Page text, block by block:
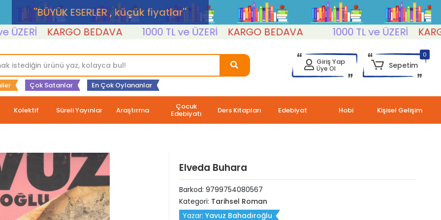
''BÜYÜK ESERLER , küçük fiyatlar''
KARGO BEDAVA 1000 TL ve ÜZERİ KARGO BEDAVA 1000 TL ve ÜZERİ KARGO
Çok Satanlar En Çok Oylananlar
Giriş Yap
Üye Ol
0
Sepetim
Kolektif Süreli Yayınlar Araştırma Çocuk
Edebiyatı Ders Kitapları Edebiyat Hobi Kişisel Gelişim
Elveda Buhara
Barkod: 9799754080567
Kategori: Tarihsel Roman
Yazar: Yavuz Bahadıroğlu